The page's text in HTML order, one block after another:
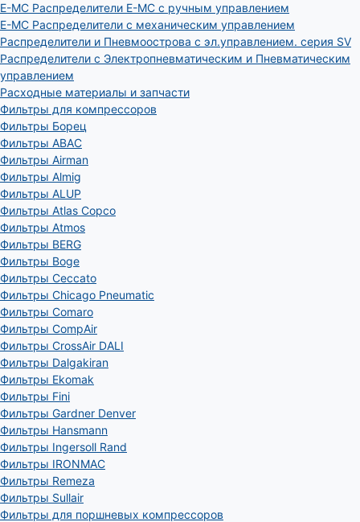
E-MC Распределители E-MC с ручным управлением
E-MC Распределители с механическим управлением
Распределители и Пневмоострова с эл.управлением. серия SV
Распределители с Электропневматическим и Пневматическим
управлением
Расходные материалы и запчасти
Фильтры для компрессоров
Фильтры Борец
Фильтры ABAC
Фильтры Airman
Фильтры Almig
Фильтры ALUP
Фильтры Atlas Copco
Фильтры Atmos
Фильтры BERG
Фильтры Boge
Фильтры Ceccato
Фильтры Chicago Pneumatic
Фильтры Comaro
Фильтры CompAir
Фильтры CrossAir DALI
Фильтры Dalgakiran
Фильтры Ekomak
Фильтры Fini
Фильтры Gardner Denver
Фильтры Hansmann
Фильтры Ingersoll Rand
Фильтры IRONMAC
Фильтры Remeza
Фильтры Sullair
Фильтры для поршневых компрессоров